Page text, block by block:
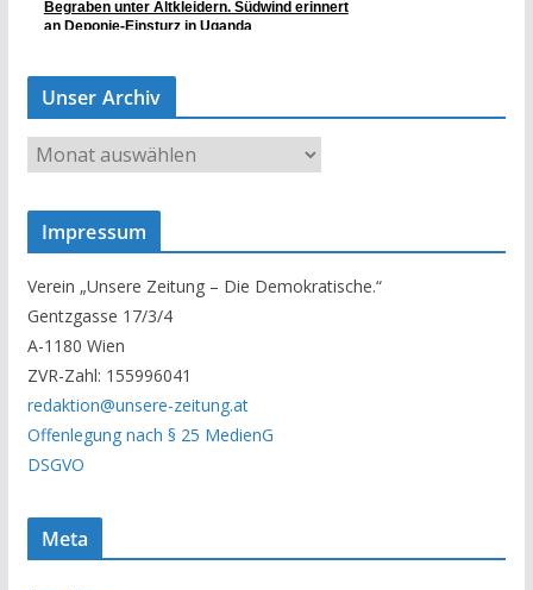
Unser Archiv
U
s
A
r
c
h
i
v
Impressum
Verein „Unsere Zeitung – Die Demokratische.“
Gentzgasse 17/3/4
A-1180 Wien
ZVR-Zahl: 155996041
redaktion@unsere-zeitung.at
Offenlegung nach § 25 MedienG
DSGVO
Meta